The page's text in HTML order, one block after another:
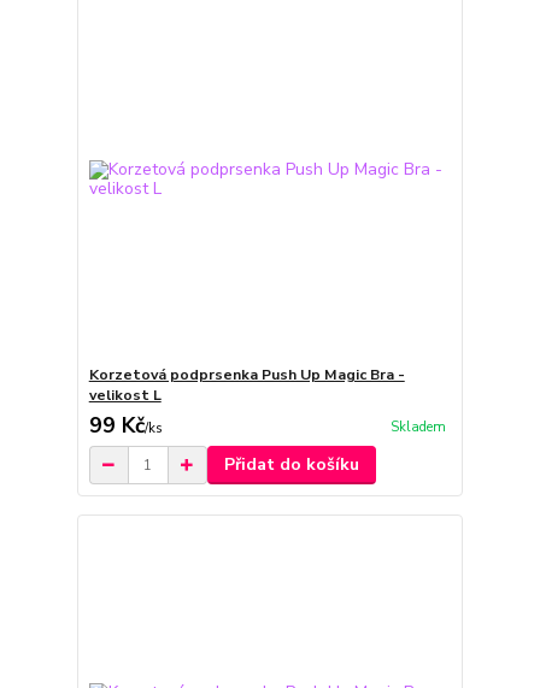
Korzetová podprsenka Push Up Magic Bra -
velikost L
99 Kč/ks Skladem
Přidat do košíku